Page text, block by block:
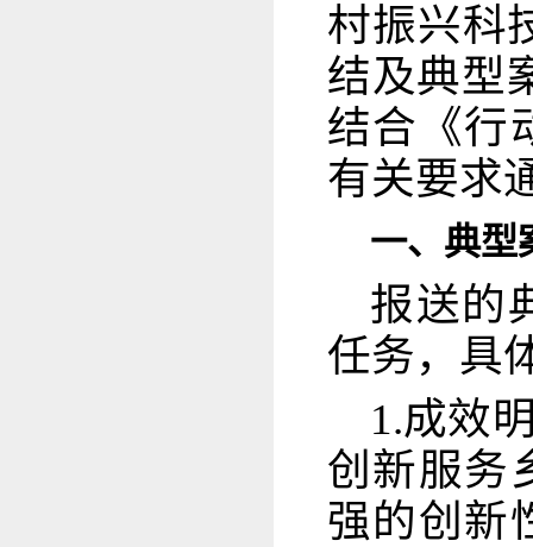
村振兴科
结及典型
结合《行
有关要求
一、典型
报送的
任务，具
1.成效
创新服务
强的创新